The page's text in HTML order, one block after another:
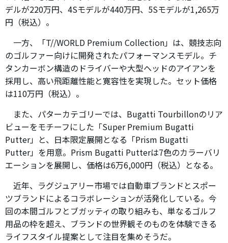
デルが220万円、4Sモデルが440万円、5Sモデルが1,265万
円（税込）。
一方、「T//WORLD Premium Collection」は、競技志向
のゴルファー向けに開発されたパフォーマンスモデル。チ
タンカーボン構造のドライバーや大型ヘッドのアイアンを
採用し、高い飛距離性能と寛容性を実現した。セット価格
は110万円（税込）。
また、パターカテゴリーでは、Bugatti Tourbillonのリア
ビューをモチーフにした「Super Premium Bugatti
Putter」と、日本限定展開となる「Prism Bugatti
Putter」を用意。Prism Bugatti Putterは7色のカラーバリ
エーションを展開し、価格は6万6,000円（税込）となる。
近年、ラグジュアリー市場では自動車ブランドとスポー
ツブランドによるコラボレーションが活発化している。今
回の本間ゴルフとブガッティの取り組みも、単なるゴルフ
用品の枠を超え、ブランドの世界観そのものを体験できる
ライフスタイル提案として注目を集めそうだ。